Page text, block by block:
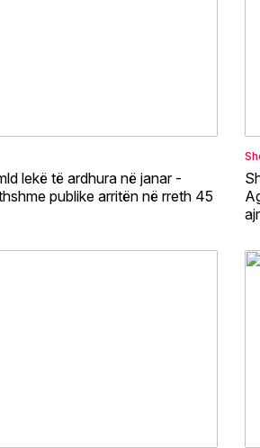
lekë të ardhura në janar -
publike arritën në rreth 45